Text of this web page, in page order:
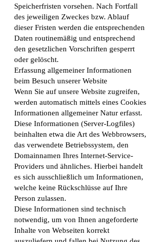
Speicherfristen vorsehen. Nach Fortfall
des jeweiligen Zweckes bzw. Ablauf
dieser Fristen werden die entsprechenden
Daten routinemäßig und entsprechend
den gesetzlichen Vorschriften gesperrt
oder gelöscht.
Erfassung allgemeiner Informationen
beim Besuch unserer Website
Wenn Sie auf unsere Website zugreifen,
werden automatisch mittels eines Cookies
Informationen allgemeiner Natur erfasst.
Diese Informationen (Server-Logfiles)
beinhalten etwa die Art des Webbrowsers,
das verwendete Betriebssystem, den
Domainnamen Ihres Internet-Service-
Providers und ähnliches. Hierbei handelt
es sich ausschließlich um Informationen,
welche keine Rückschlüsse auf Ihre
Person zulassen.
Diese Informationen sind technisch
notwendig, um von Ihnen angeforderte
Inhalte von Webseiten korrekt